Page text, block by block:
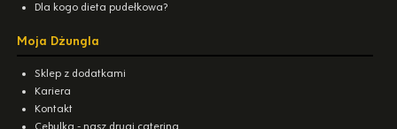
Dla kogo dieta pudełkowa?
Moja Dżungla
Sklep z dodatkami
Kariera
Kontakt
Cebulka - nasz drugi catering